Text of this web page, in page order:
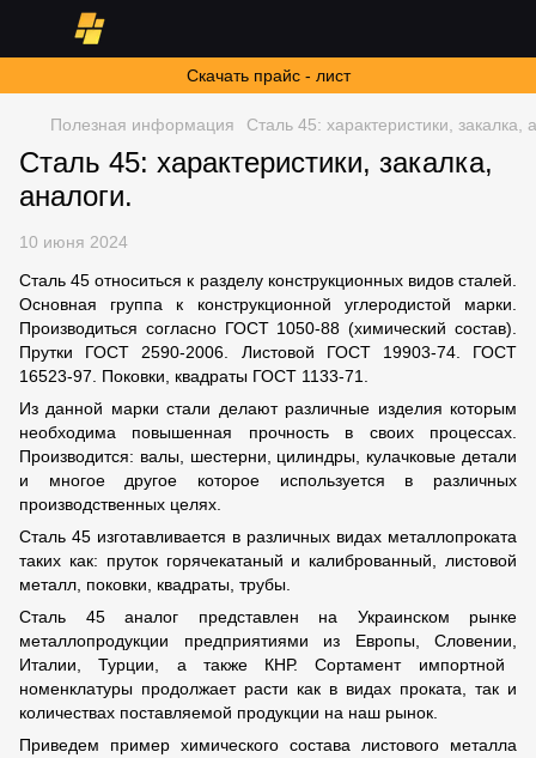
Скачать прайс - лист
Полезная информация Сталь 45: характеристики, закалка,
Сталь 45: характеристики, закалка,
аналоги.
10 июня 2024
Сталь 45 относиться к разделу конструкционных видов сталей.
Основная группа к конструкционной углеродистой марки.
Производиться согласно ГОСТ 1050-88 (химический состав).
Прутки ГОСТ 2590-2006.
Листовой ГОСТ 19903-74. ГОСТ
16523-97. Поковки,
квадраты ГОСТ 1133-71.
Из данной марки стали делают различные изделия которым
необходима повышенная прочность в своих процессах.
Производится: валы, шестерни, цилиндры, кулачковые детали
и многое другое которое используется в различных
производственных целях.
Сталь 45 изготавливается в различных видах металлопроката
таких как: пруток горячекатаный и калиброванный, листовой
металл, поковки, квадраты, трубы.
Сталь 45 аналог представлен на Украинском рынке
металлопродукции предприятиями из Европы, Словении,
Италии , Турции , а также КНР. Сортамент импортной
номенклатуры продолжает расти как в видах проката, так и
количествах поставляемой продукции на наш рынок.
Приведем пример химического состава листового металла